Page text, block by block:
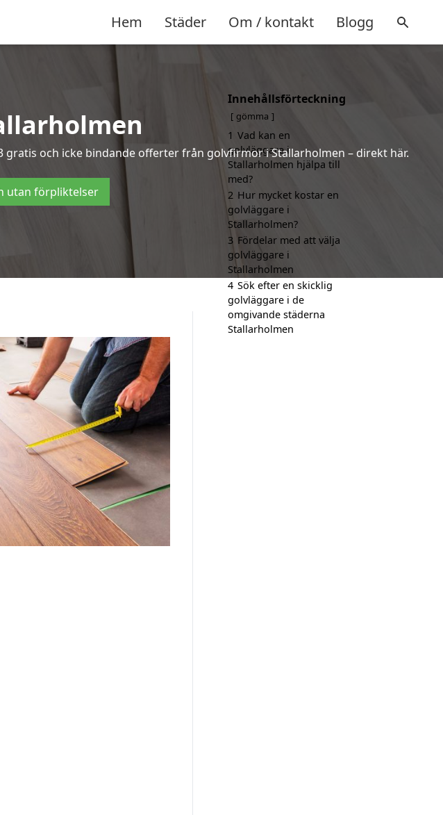
Hem Städer Om / kontakt Blogg
och icke bindande offerter från golvfirmor i Stallarholmen – direkt här.
utan förpliktelser
Innehållsförteckning
gömma
1 Vad kan en
golvläggare i
Stallarholmen hjälpa till
med?
2 Hur mycket kostar en
golvläggare i
Stallarholmen?
3 Fördelar med att välja
golvläggare i
Stallarholmen
4 Sök efter en skicklig
golvläggare i de
omgivande städerna
Stallarholmen